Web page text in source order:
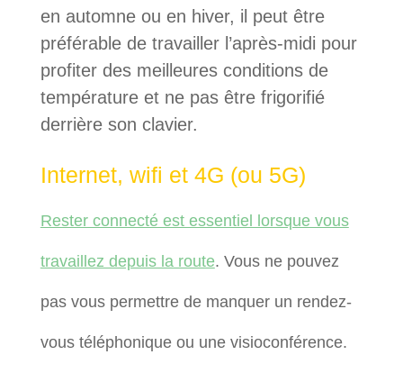
en automne ou en hiver, il peut être
préférable de travailler l’après-midi pour
profiter des meilleures conditions de
température et ne pas être frigorifié
derrière son clavier.
Internet, wifi et 4G (ou 5G)
Rester connecté est essentiel lorsque vous
travaillez depuis la route. Vous ne pouvez
pas vous permettre de manquer un rendez-
vous téléphonique ou une visioconférence.